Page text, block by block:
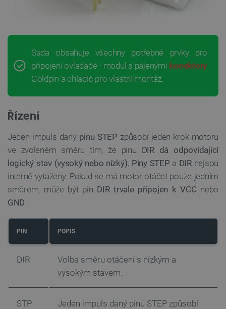
Sada obsahuje všechny potřebné prvky pro
připojení ovladače - modul s pájenými konektory
Goldpin a chladič pro vlastní montáž.
Řízení
Jeden impuls daný pinu STEP způsobí jeden krok motoru
ve zvoleném směru tím, že pinu DIR dá odpovídající
logický stav (vysoký nebo nízký). Piny STEP a DIRnejsou
interně vytaženy. Pokud se má motor otáčet pouze jedním
směrem, může být pin DIR trvale připojen k VCC nebo
GND
PIN POPIS
DIR
Volba směru otáčení s nízkým a
vysokým stavem.
STP
Jeden impuls daný pinu STEP způsobí